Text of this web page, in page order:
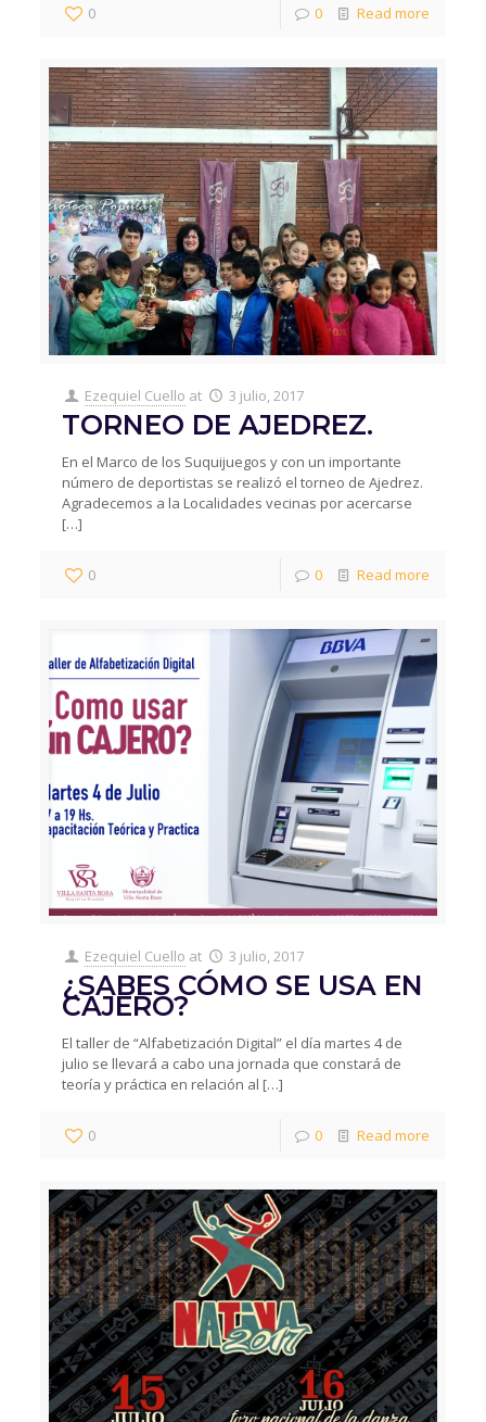
0 0 Read more
Ezequiel Cuello at 3 julio, 2017
TORNEO DE AJEDREZ.
En el Marco de los Suquijuegos y con un importante
número de deportistas se realizó el torneo de Ajedrez.
Agradecemos a la Localidades vecinas por acercarse
[…]
0 0 Read more
Ezequiel Cuello at 3 julio, 2017
¿SABES CÓMO SE USA EN
CAJERO?
El taller de “Alfabetización Digital” el día martes 4 de
julio se llevará a cabo una jornada que constará de
teoría y práctica en relación al […]
0 0 Read more